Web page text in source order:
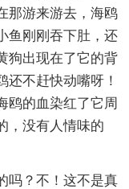
那游来游去，海鸥
鱼刚刚吞下肚，还
狗出现在了它的背
还不赶快动嘴呀！
鸥的血染红了它周
，没有人情味的
吗？不！这不是真